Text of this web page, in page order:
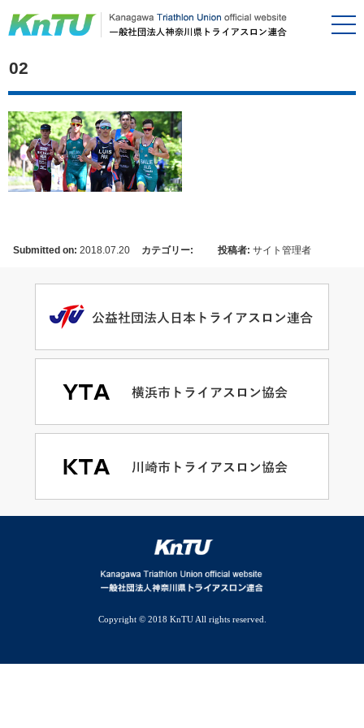
02
Submitted on: 2018.07.20 カテゴリー: 投稿者: サイト管理者
Copyright © 2018 KnTU All rights reserved.